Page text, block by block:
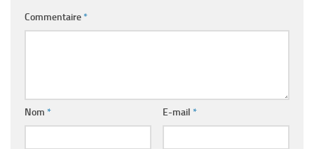
Commentaire*
Nom * E-mail *